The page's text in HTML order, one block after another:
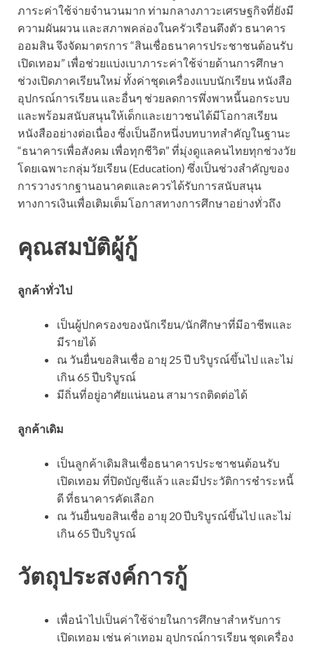
ภาระค่าใช้จ่ายจำนวนมาก ท่ามกลางภาวะเศรษฐกิจที่ยังมี
ความผันผวน และสภาพคล่องในครัวเรือนตึงตัว ธนาคาร
ออมสิน จึงจัดมาตรการ “สินเชื่อธนาคารประชาชนต้อนรับ
เปิดเทอม” เพื่อช่วยแบ่งเบาภาระค่าใช้จ่ายด้านการศึกษา
ช่วงเปิดภาคเรียนใหม่ ทั้งค่าชุดเครื่องแบบนักเรียน หนังสือ
อุปกรณ์การเรียน และอื่นๆ ช่วยลดการพึ่งพาหนี้นอกระบบ
และพร้อมสนับสนุนให้เด็กและเยาวชนได้มีโอกาสเรียน
หนังสืออย่างต่อเนื่อง ซึ่งเป็นอีกหนึ่งบทบาทสำคัญในฐานะ
“ธนาคารเพื่อสังคม เพื่อทุกชีวิต” ที่มุ่งดูแลคนไทยทุกช่วงวัย
โดยเฉพาะกลุ่มวัยเรียน (Education) ซึ่งเป็นช่วงสำคัญของ
การวางรากฐานอนาคตและควรได้รับการสนับสนุน
ทางการเงินเพื่อเติมเต็มโอกาสทางการศึกษาอย่างทั่วถึง
คุณสมบัติผู้กู้
ลูกค้าทั่วไป
เป็นผู้ปกครองของนักเรียน/นักศึกษาที่มีอาชีพและ
มีรายได้
ณ วันยื่นขอสินเชื่อ อายุ 25 ปี บริบูรณ์ขึ้นไป และไม่
เกิน 65 ปีบริบูรณ์
มีถิ่นที่อยู่อาศัยแน่นอน สามารถติดต่อได้
ลูกค้าเดิม
เป็นลูกค้าเดิมสินเชื่อธนาคารประชาชนต้อนรับ
เปิดเทอม ที่ปิดบัญชีแล้ว และมีประวัติการชำระหนี้
ดี ที่ธนาคารคัดเลือก
ณ วันยื่นขอสินเชื่อ อายุ 20 ปีบริบูรณ์ขึ้นไป และไม่
เกิน 65 ปีบริบูรณ์
วัตถุประสงค์การกู้
เพื่อนำไปเป็นค่าใช้จ่ายในการศึกษาสำหรับการ
เปิดเทอม เช่น ค่าเทอม อุปกรณ์การเรียน ชุดเครื่อง